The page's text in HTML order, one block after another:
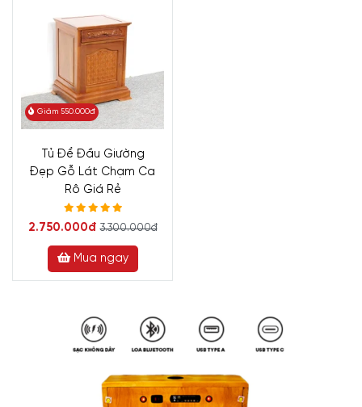
Giảm 550.000đ
Tủ Để Đầu Giường
Đẹp Gỗ Lát Chạm Ca
Rô Giá Rẻ
2.750.000đ 3.300.000đ
Mua ngay